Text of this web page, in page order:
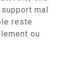
mal
reste
ou